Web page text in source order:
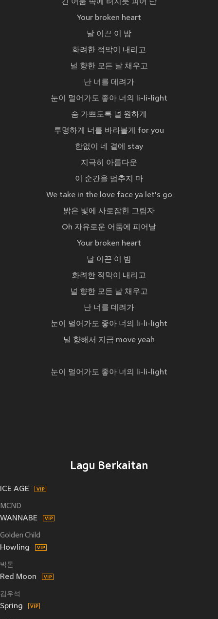
긴 어둠 속에 터지듯 피어 난
Your broken heart
날 이끈 이 밤
화려한 적막이 내리고
널 향한 모든 날 채우고
난 너를 데려가
눈이 멀어가도 좋아 너의 li-li-light
숨 가쁘도록 널 원하게
투명하게 너를 바라볼게 for you
한없이 네 곁에 stay
지극히 아름다운
이 순간을 멈추지 마
We take in the love face ya let's go
밝은 빛에 사로잡힌 그림자
Oh 자유로운 어둠에 피어날
Your broken heart
날 이끈 이 밤
화려한 적막이 내리고
널 향한 모든 날 채우고
난 너를 데려가
눈이 멀어가도 좋아 너의 li-li-light
널 향해서 지금 move yeah
눈이 멀어가도 좋아 너의 li-li-light
Lagu Berkaitan
ICE AGE
MCND
WANNABE
Golden Child
Howling
빅톤
Red Moon
김우석
Spring